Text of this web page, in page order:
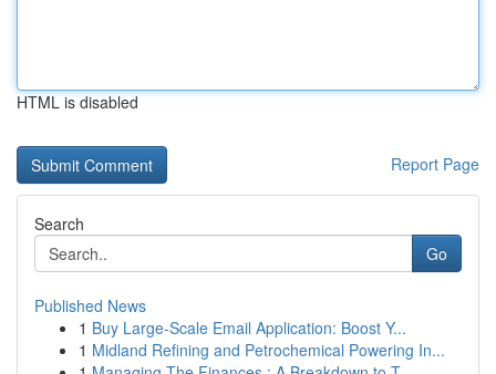
HTML is disabled
Report Page
Search
Go
Published News
1 Buy Large-Scale Email Application: Boost Y...
1 Midland Refining and Petrochemical Powering In...